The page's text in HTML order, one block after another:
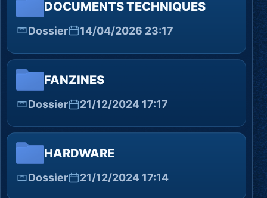
DOCUMENTS TECHNIQUES
Dossier 14/04/2026 23:17
FANZINES
Dossier 21/12/2024 17:17
HARDWARE
Dossier 21/12/2024 17:14